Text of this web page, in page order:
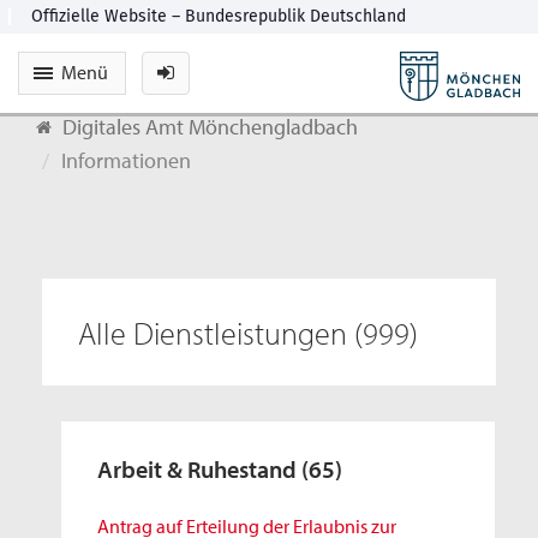
Menü
Digitales Amt Mönchengladbach
Informationen
Alle Dienstleistungen (999)
Arbeit & Ruhestand (65)
Antrag auf Erteilung der Erlaubnis zur